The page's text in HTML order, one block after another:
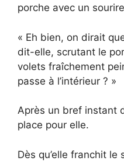
porche avec un
« Eh bien, on dirait
dit-elle, scrutant le
volets fraîchement
passe à l’intérieur ? »
Après un bref instant
place pour elle.
Dès qu’elle franchit le